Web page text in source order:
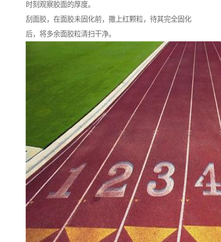
时刻观察胶面的厚度。
刮面胶，在面胶未固化前，撒上红颗粒，待其完全固化
后，将多余面胶粒清扫干净。